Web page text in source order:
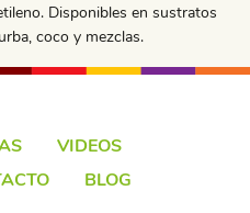
Disponibles en sustratos
coco y mezclas.
VIDEOS
BLOG